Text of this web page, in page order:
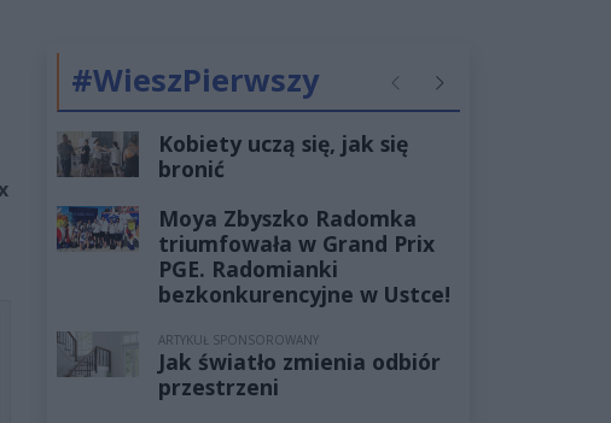
#WieszPierwszy PoprzednieNastępne
Kobiety uczą się, jak się
bronić
Moya Zbyszko Radomka
triumfowała w Grand Prix
PGE. Radomianki
bezkonkurencyjne w Ustce!
ARTYKUŁ SPONSOROWANY
Jak światło zmienia odbiór
przestrzeni